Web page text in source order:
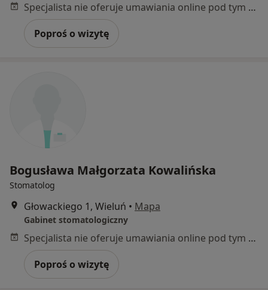
Specjalista nie oferuje umawiania online pod tym adresem.
Poproś o wizytę
Bogusława Małgorzata Kowalińska
Stomatolog
Głowackiego 1, Wieluń • Mapa
Gabinet stomatologiczny
Specjalista nie oferuje umawiania online pod tym adresem.
Poproś o wizytę